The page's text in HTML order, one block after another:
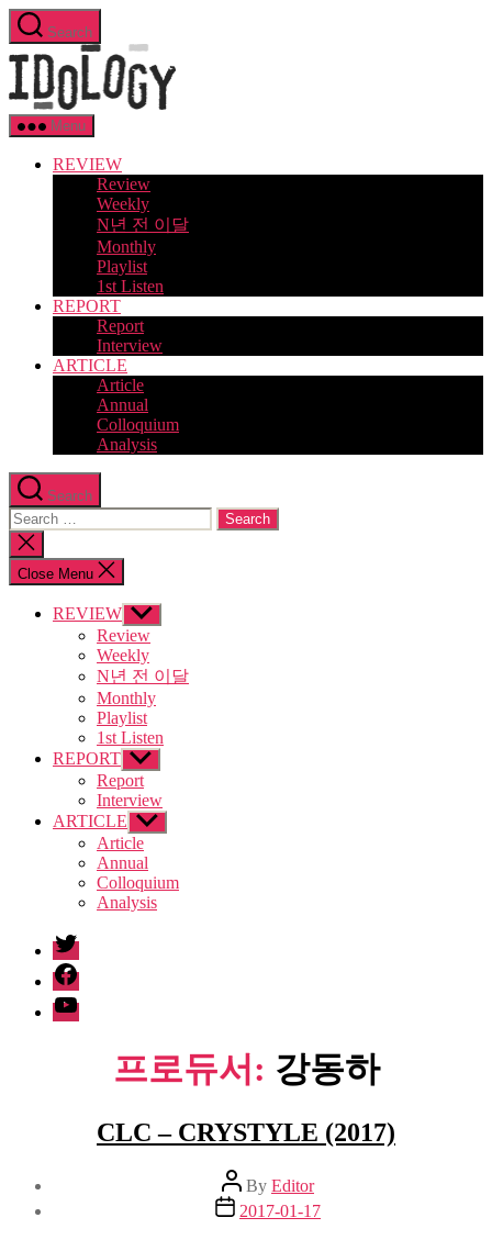
Skip
to
the
content
Search
Menu
REVIEW
Review
Weekly
N년 전 이달
Monthly
Playlist
1st Listen
REPORT
Report
Interview
ARTICLE
Article
Annual
Colloquium
Analysis
Search
Search
for:
Close
search
Close Menu
REVIEW Show
sub
menu
Review
Weekly
N년 전 이달
Monthly
Playlist
1st Listen
REPORT Show
sub
menu
Report
Interview
ARTICLE Show
sub
menu
Article
Annual
Colloquium
Analysis
twitter
facebook
Youtube
프로듀서: 강동하
CLC – CRYSTYLE (2017)
Post
author
By Editor
Post
date
2017-01-17